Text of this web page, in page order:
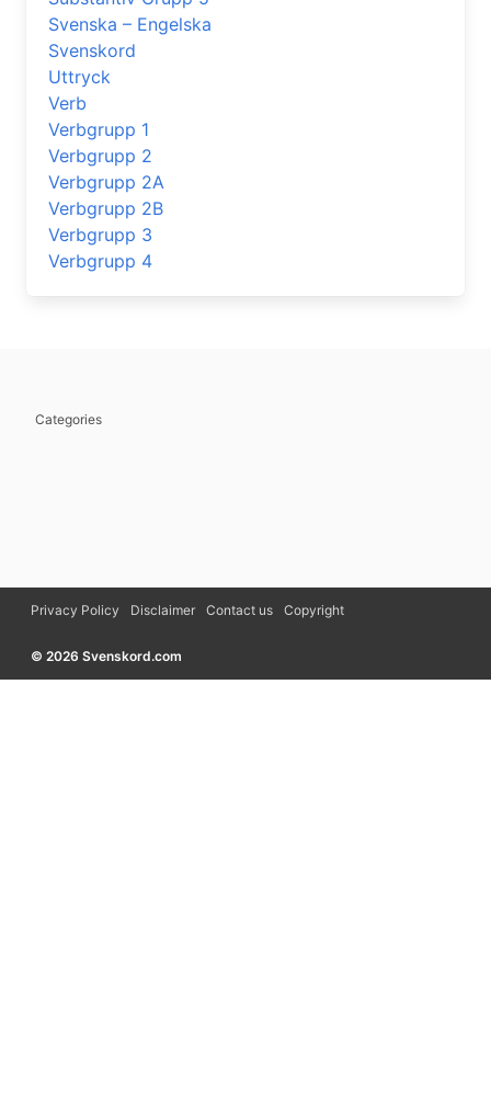
Svenska – Engelska
Svenskord
Uttryck
Verb
Verbgrupp 1
Verbgrupp 2
Verbgrupp 2A
Verbgrupp 2B
Verbgrupp 3
Verbgrupp 4
Categories
Privacy Policy Disclaimer Contact us Copyright
© 2026 Svenskord.com